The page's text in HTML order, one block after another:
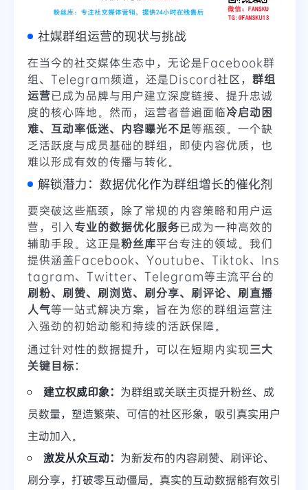
社媒群组运营的现状与挑战
在当今的社交媒体生态中，无论是Facebook群
组、Telegram频道，还是Discord社区， 群组
运营已成为品牌与用户建立深度链接、提升忠诚
度的核心阵地。然而，运营者普遍面临冷启动困
难、互动率低迷、内容曝光不足等瓶颈。一个缺
乏活跃度与成员基础的群组，即使内容优质，也
难以形成有效的传播与转化。
解锁潜力：数据优化作为群组增长的催化剂
要突破这些瓶颈，除了常规的内容策略和用户运
营，引入专业的数据优化服务已成为一种高效的
辅助手段。这正是粉丝库平台专注的领域。我们
提供涵盖Facebook、Youtube、Tiktok、Ins
tagram、Twitter、Telegram等主流平台的
刷粉、刷赞、刷浏览、刷分享、刷评论、刷直播
人气等一站式解决方案，旨在为您的群组运营注
入强劲的初始动能和持续的活跃保障。
通过针对性的数据提升，可以在短期内实现三大
关键目标：
建立权威印象： 为群组或关联主页提升粉丝、成
员数量，塑造繁荣、可信的社区形象，吸引真实用户
主动加入。
激发从众互动： 为新发布的内容刷赞、刷评论、
刷分享，打破零互动僵局。真实的互动数据能有效引